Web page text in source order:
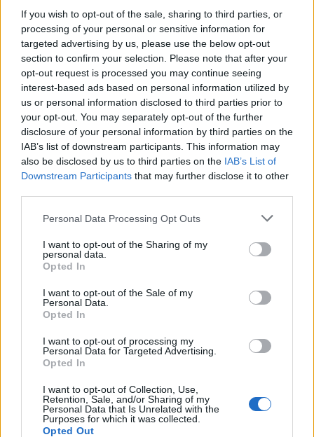
If you wish to opt-out of the sale, sharing to third parties, or
processing of your personal or sensitive information for
targeted advertising by us, please use the below opt-out
section to confirm your selection. Please note that after your
opt-out request is processed you may continue seeing
interest-based ads based on personal information utilized by
us or personal information disclosed to third parties prior to
your opt-out. You may separately opt-out of the further
disclosure of your personal information by third parties on the
IAB’s list of downstream participants. This information may
also be disclosed by us to third parties on the IAB’s List of
Downstream Participants that may further disclose it to other
Personal Data Processing Opt Outs
I want to opt-out of the Sharing of my
personal data.
Opted In
I want to opt-out of the Sale of my
Personal Data.
Opted In
I want to opt-out of processing my
Personal Data for Targeted Advertising.
Opted In
I want to opt-out of Collection, Use,
Retention, Sale, and/or Sharing of my
Personal Data that Is Unrelated with the
Purposes for which it was collected.
Opted Out